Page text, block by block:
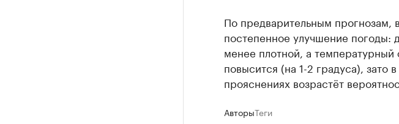
По предварительным прогнозам,
постепенное улучшение погоды:
менее плотной, а
повысится (на 1-2 градуса),
прояснениях возрастёт
АвторыТеги